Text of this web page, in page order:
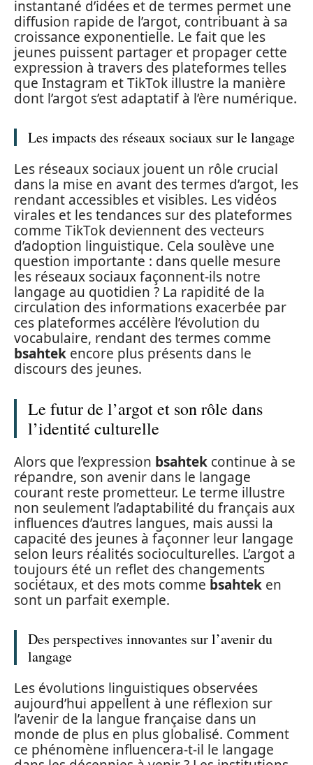
instantané d’idées et de termes permet une
diffusion rapide de l’argot, contribuant à sa
croissance exponentielle. Le fait que les
jeunes puissent partager et propager cette
expression à travers des plateformes telles
que Instagram et TikTok illustre la manière
dont l’argot s’est adaptatif à l’ère numérique.
Les impacts des réseaux sociaux sur le langage
Les réseaux sociaux jouent un rôle crucial
dans la mise en avant des termes d’argot, les
rendant accessibles et visibles. Les vidéos
virales et les tendances sur des plateformes
comme TikTok deviennent des vecteurs
d’adoption linguistique. Cela soulève une
question importante : dans quelle mesure
les réseaux sociaux façonnent-ils notre
langage au quotidien ? La rapidité de la
circulation des informations exacerbée par
ces plateformes accélère l’évolution du
vocabulaire, rendant des termes comme
bsahtek encore plus présents dans le
discours des jeunes.
Le futur de l’argot et son rôle dans
l’identité culturelle
Alors que l’expression bsahtek continue à se
répandre, son avenir dans le langage
courant reste prometteur. Le terme illustre
non seulement l’adaptabilité du français aux
influences d’autres langues, mais aussi la
capacité des jeunes à façonner leur langage
selon leurs réalités socioculturelles. L’argot a
toujours été un reflet des changements
sociétaux, et des mots comme bsahtek en
sont un parfait exemple.
Des perspectives innovantes sur l’avenir du
langage
Les évolutions linguistiques observées
aujourd’hui appellent à une réflexion sur
l’avenir de la langue française dans un
monde de plus en plus globalisé. Comment
ce phénomène influencera-t-il le langage